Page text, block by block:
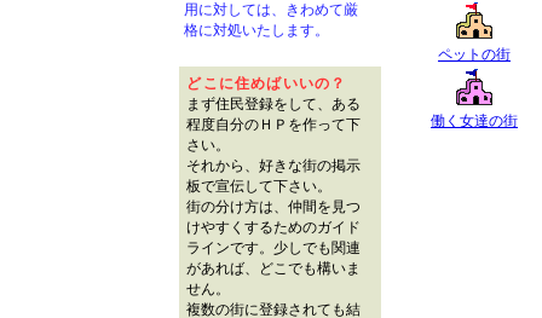
用に対しては、きわめて厳
格に対処いたします。
どこに住めばいいの？
まず住民登録をして、ある
程度自分のＨＰを作って下
さい。
それから、好きな街の掲示
板で宣伝して下さい。
街の分け方は、仲間を見つ
けやすくするためのガイド
ラインです。少しでも関連
があれば、どこでも構いま
せん。
複数の街に登録されても結
ペットの街
働く女達の街